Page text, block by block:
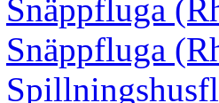
Snäppfluga
Snäppfluga